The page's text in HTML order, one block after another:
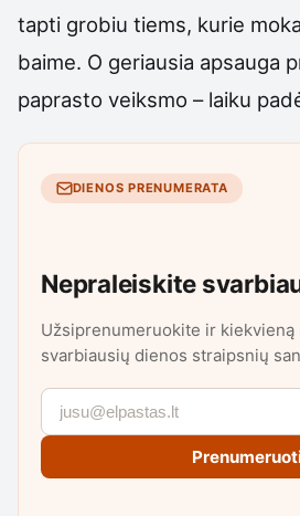
tapti grobiu tiems, kurie
baime. O geriausia apsauga
paprasto veiksmo – laiku
DIENOS PRENUMERATA
Nepraleiskite
Užsiprenumeruokite ir kiekvieną
svarbiausių dienos straipsnių